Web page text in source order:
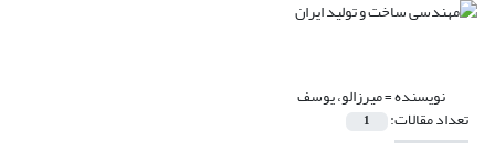
نویسنده =میرزالو، یوسف
تعداد مقالات: 1